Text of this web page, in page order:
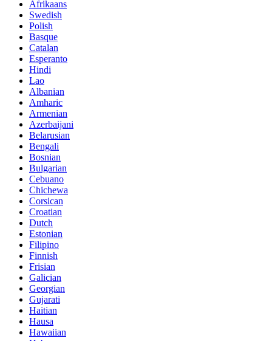
Afrikaans
Swedish
Polish
Basque
Catalan
Esperanto
Hindi
Lao
Albanian
Amharic
Armenian
Azerbaijani
Belarusian
Bengali
Bosnian
Bulgarian
Cebuano
Chichewa
Corsican
Croatian
Dutch
Estonian
Filipino
Finnish
Frisian
Galician
Georgian
Gujarati
Haitian
Hausa
Hawaiian